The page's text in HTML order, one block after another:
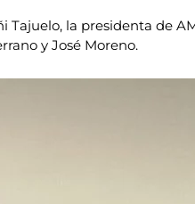
Tajuelo, la presidenta de
y José Moreno.